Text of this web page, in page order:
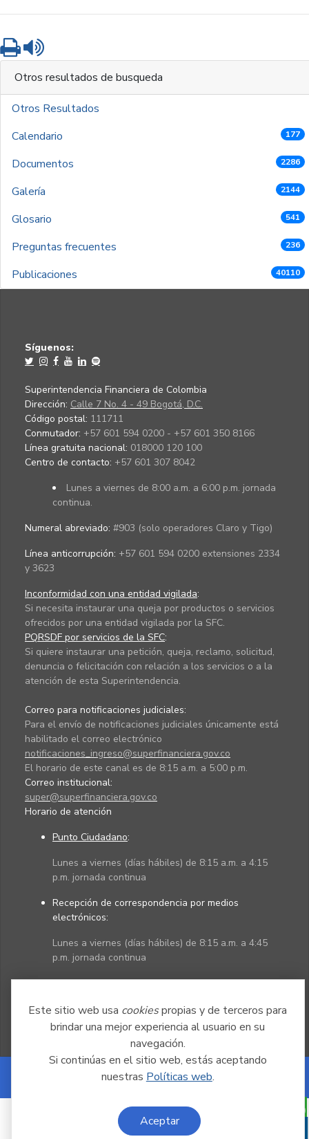
Este sitio web usa cookiespropias y de terceros para
brindar una mejor experiencia al usuario en su
navegación.
Si continúas en el sitio web, estás aceptando
nuestras Políticas web.
Aceptar
Imprimir
Otros resultados de busqueda
Otros Resultados
Calendario
177
Documentos 2286
Galería 2144
Glosario 541
Preguntas frecuentes 236
Publicaciones 40110
Síguenos:
Superintendencia Financiera de Colombia
Dirección: Calle 7 No. 4 - 49 Bogotá, D.C.
Código postal: 111711
Conmutador: +57 601 594 0200 - +57 601 350 8166
Línea gratuita nacional: 018000 120 100
Centro de contacto: +57 601 307 8042
Lunes a viernes de 8:00 a.m. a 6:00 p.m. jornada
continua.
Numeral abreviado: #903 (solo operadores Claro y Tigo)
Línea anticorrupción: +57 601 594 0200 extensiones 2334
y 3623
Inconformidad con una entidad vigilada:
Si necesita instaurar una queja por productos o servicios
ofrecidos por una entidad vigilada por la SFC.
PQRSDF por servicios de la SFC:
Si quiere instaurar una petición, queja, reclamo, solicitud,
denuncia o felicitación con relación a los servicios o a la
atención de esta Superintendencia.
Correo para notificaciones judiciales:
Para el envío de notificaciones judiciales únicamente está
habilitado el correo electrónico
notificaciones_ingreso@superfinanciera.gov.co
El horario de este canal es de 8:15 a.m. a 5:00 p.m.
Correo institucional:
super@superfinanciera.gov.co
Horario de atención
Punto Ciudadano:
Lunes a viernes (días hábiles) de 8:15 a.m. a 4:15
p.m. jornada continua
Recepción de correspondencia por medios
electrónicos:
Lunes a viernes (días hábiles) de 8:15 a.m. a 4:45
p.m. jornada continua
Powered by Nexura